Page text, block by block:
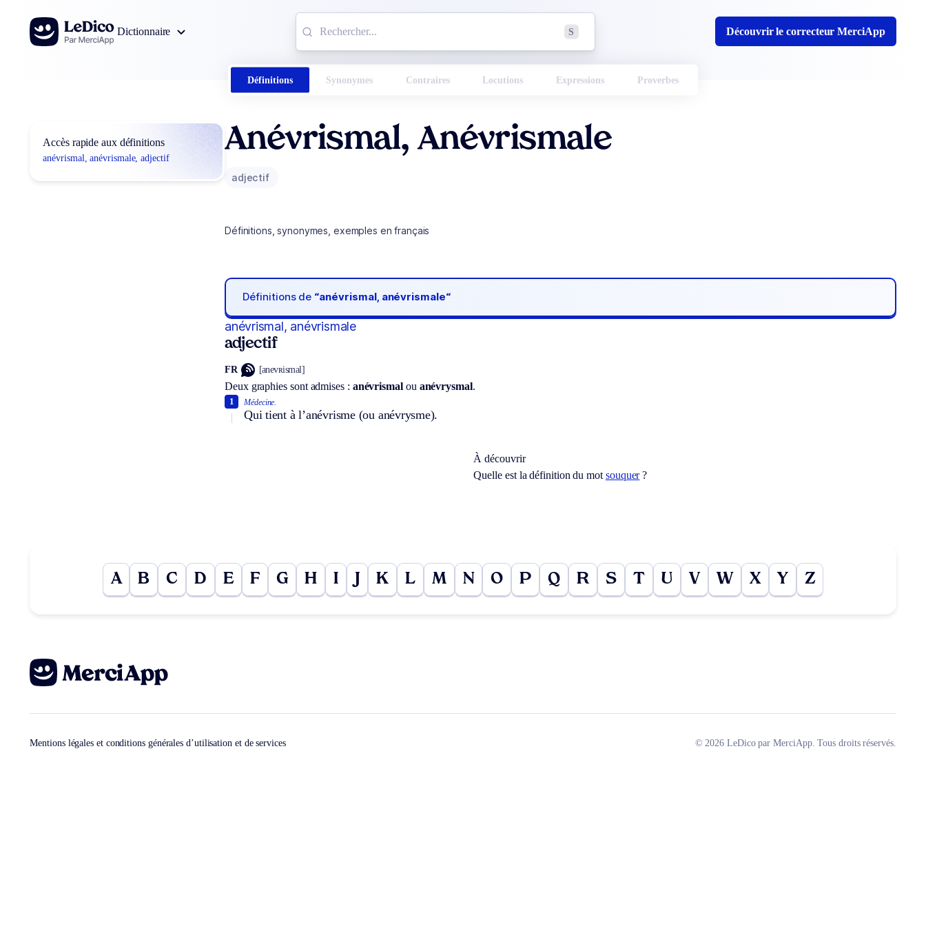
Aller au contenu
Dictionnaire
S Découvrir le correcteur MerciApp
Définitions Synonymes Contraires Locutions Expressions Proverbes
Accès rapide aux définitions
anévrismal, anévrismale, adjectif
Anévrismal, Anévrismale
adjectif
Définitions, synonymes, exemples en français
Définitions de “anévrismal, anévrismale“
anévrismal, anévrismale
adjectif
FR [anevʀismal]
Deux graphies sont admises : anévrismalou anévrysmal.
Médecine.
Qui tient à l’anévrisme (ou anévrysme).
1
À découvrir
Quelle est la définition du mot souquer?
A B C D E F G H I K L M N O P Q R S T U V W X Y Z
Mentions légales et conditions générales d’utilisation et de services © 2026 LeDico par MerciApp. Tous droits réservés.